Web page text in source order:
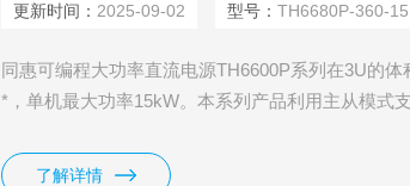
更新时间： 2025-09-02 型号：TH6680P-360-15
同惠可编程大功率直流电源TH6600P系列在3U的
*，单机最大功率15kW。本系列产品利用主从模式
波形！具有高可靠性，高效的设置功能和丰富的测量
了解详情